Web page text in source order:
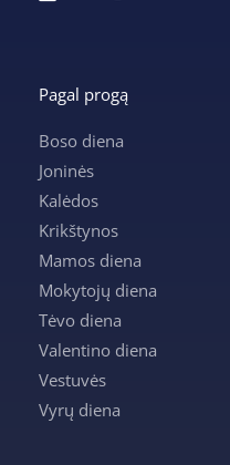
Pagal progą
Boso diena
Joninės
Kalėdos
Krikštynos
Mamos diena
Mokytojų diena
Tėvo diena
Valentino diena
Vestuvės
Vyrų diena